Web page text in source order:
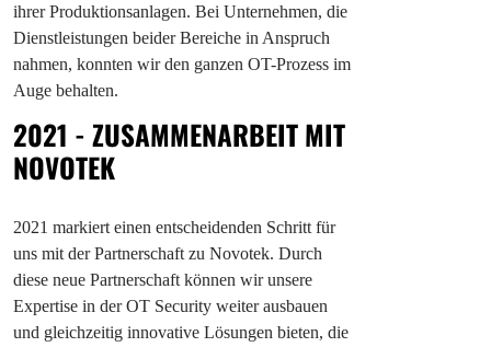
ihrer Produktionsanlagen. Bei Unternehmen, die
Dienstleistungen beider Bereiche in Anspruch
nahmen, konnten wir den ganzen OT-Prozess im
Auge behalten.
2021 - ZUSAMMENARBEIT MIT
NOVOTEK
2021 markiert einen entscheidenden Schritt für
uns mit der Partnerschaft zu Novotek. Durch
diese neue Partnerschaft können wir unsere
Expertise in der OT Security weiter ausbauen
und gleichzeitig innovative Lösungen bieten, die